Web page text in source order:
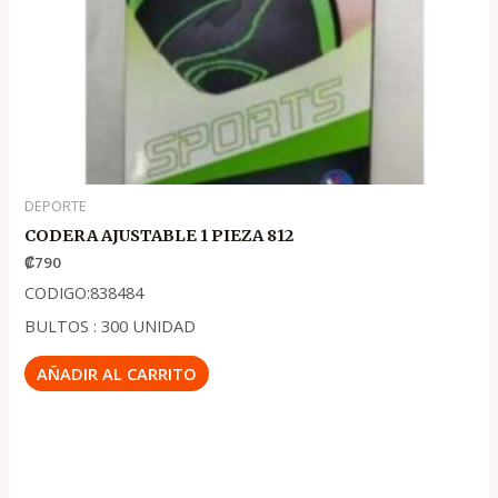
DEPORTE
CODERA AJUSTABLE 1 PIEZA 812
₡790
CODIGO:838484
BULTOS : 300 UNIDAD
AÑADIR AL CARRITO